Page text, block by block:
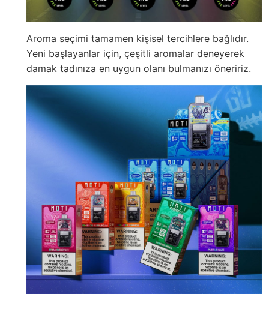
Aroma seçimi tamamen kişisel tercihlere bağlıdır.
Yeni başlayanlar için, çeşitli aromalar deneyerek
damak tadınıza en uygun olanı bulmanızı öneririz.